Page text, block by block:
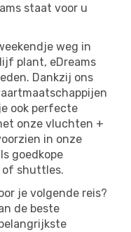
staat voor u
weg in
plant, eDreams
Dankzij ons
ook perfecte
onze vluchten +
in onze
goedkope
shuttles.
je volgende reis?
de beste